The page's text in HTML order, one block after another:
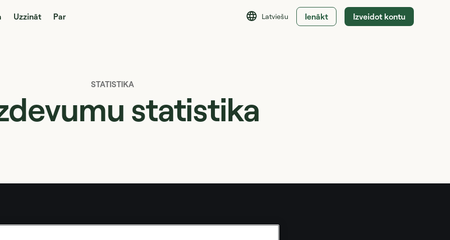
Uzzināt Par Latviešu Ienākt Izveidot kontu
STATISTIKA
statistika